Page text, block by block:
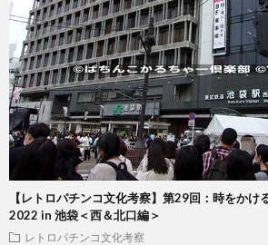
【レトロパチンコ文化考察】第29回：時をか
2022 in 池袋＜西＆北口編＞
レトロパチンコ文化考察